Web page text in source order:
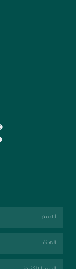
الشعب
ادارة
الدراسات
الحاسبة
رئيس لجنة
مهام لجنة
شروط